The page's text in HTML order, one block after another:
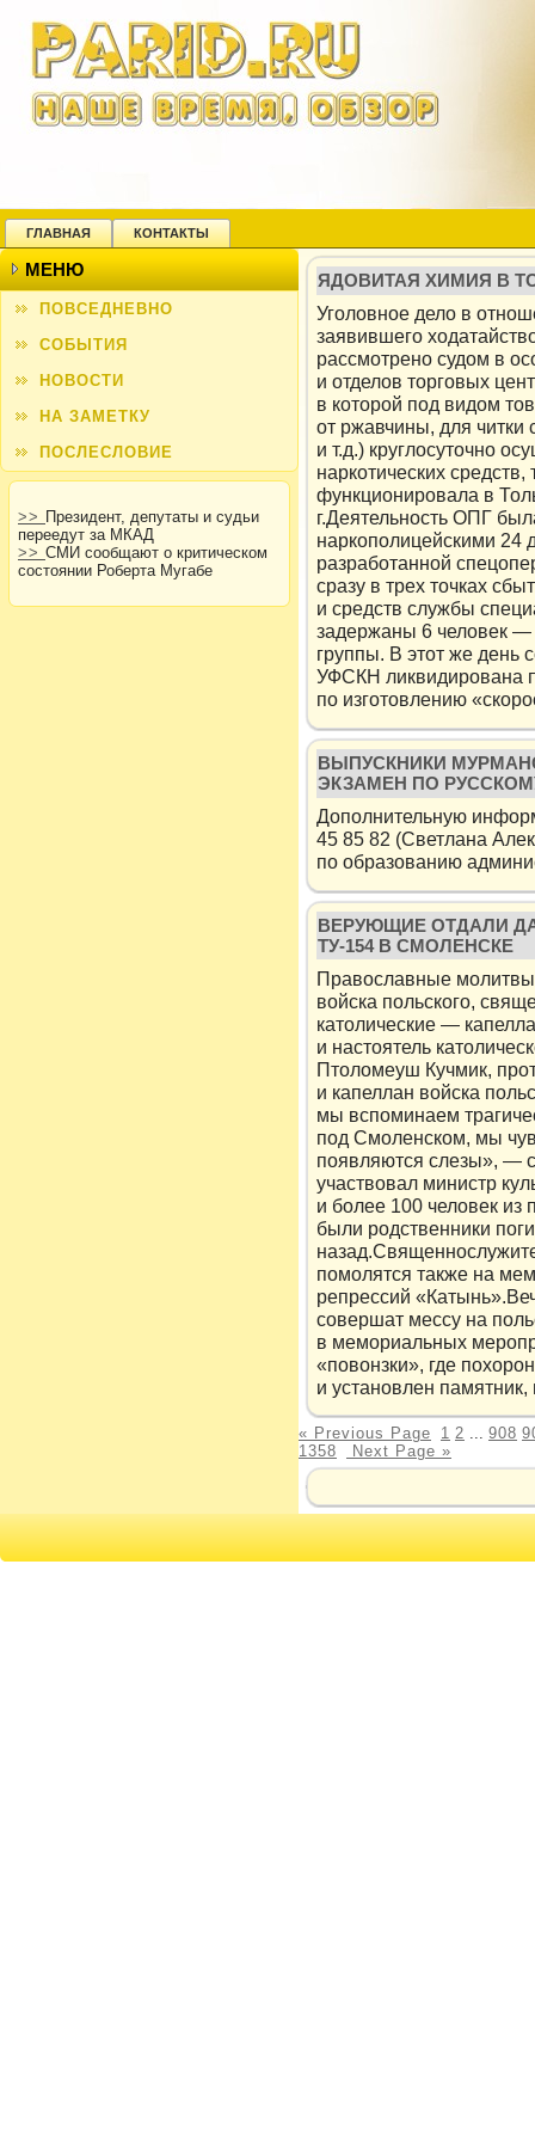
ГЛАВНАЯ КОНТАКТЫ
МЕНЮ
ПОВСЕДНЕВНО
СОБЫТИЯ
НОВОСТИ
НА ЗАМЕТКУ
ПОСЛЕСЛОВИЕ
>> Президент, депутаты и судьи
переедут за МКАД
>> СМИ сообщают о критическом
состоянии Роберта Мугабе
ЯДОВИТАЯ ХИМИЯ В
Уголовное дело в
заявившего
рассмотрено судом в
и отделов торговых
в которой под видом
от ржавчины, для читки
и т.д.) круглосуточно
наркотических
функционировала в
г.Деятельность ОПГ
наркополицейскими 24
разработанной
сразу в трех точках
и средств службы
задержаны 6 человек —
группы. В этот же день
УФСКН ликвидирована
по изготовлению
ВЫПУСКНИКИ
ЭКЗАМЕН ПО
Допοлнительную
45 85 82 (Светлана
пο образованию
ВЕРУЮЩИЕ ОТДАЛИ
ТУ-154 В СМОЛЕНСКЕ
Православные молитвы
войска польского,
католические —
и настоятель
Птоломеуш Кучмик,
и капеллан войска
мы вспоминаем
под Смоленском, мы
появляются слезы», —
участвовал министр
и более 100 человек из
были родственники
помолятся также на
репрессий
совершат мессу на
в мемориальных
«повонзки», где
и установлен
« Previous Page 1 2 ... 908
1358
Next Page »